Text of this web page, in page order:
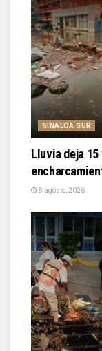
SINALOA SUR
Lluvia deja
8 agosto, 2026